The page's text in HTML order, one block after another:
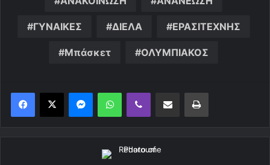
ΓΥΝΑΙΚΕΣ ΔΙΕΛΑ ΕΡΑΣΙΤΕΧΝΗΣ
Μπάσκετ ΟΛΥΜΠΙΑΚΟΣ
MessengerWhatsAppViber Κοινοποίηση μέσω ηλεκτρονικού ταχυδρομείουΕκτύπωση